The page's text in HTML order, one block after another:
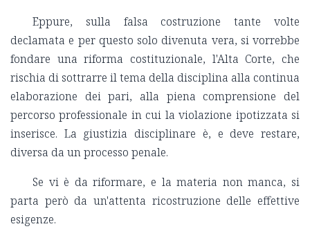
Eppure, sulla falsa costruzione tante volte
declamata e per questo solo divenuta vera, si vorrebbe
fondare una riforma costituzionale, l'Alta Corte, che
rischia di sottrarre il tema della disciplina alla continua
elaborazione dei pari, alla piena comprensione del
percorso professionale in cui la violazione ipotizzata si
inserisce. La giustizia disciplinare è, e deve restare,
diversa da un processo penale.
Se vi è da riformare, e la materia non manca, si
parta però da un'attenta ricostruzione delle effettive
esigenze.